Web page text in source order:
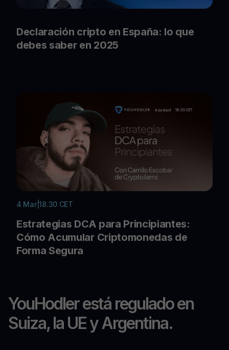
Declaración cripto en España: lo que
debes saber en 2025
4 Mar|18.30 CET
Estrategias DCA para Principiantes:
Cómo Acumular Criptomonedas de
Forma Segura
YouHodler está regulado en
Suiza, la UE y Argentina.